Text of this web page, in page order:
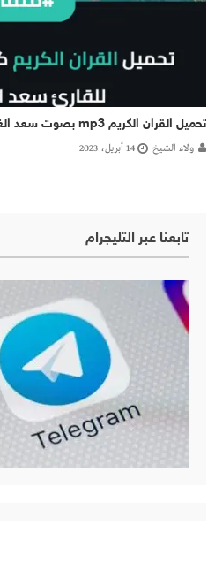
تحميل القران الكريم mp3 بصوت سعد الغامدي كامل مجانا
ولاء الشيخ 14 أبريل، 2023
تابعنا عبر التليجرام